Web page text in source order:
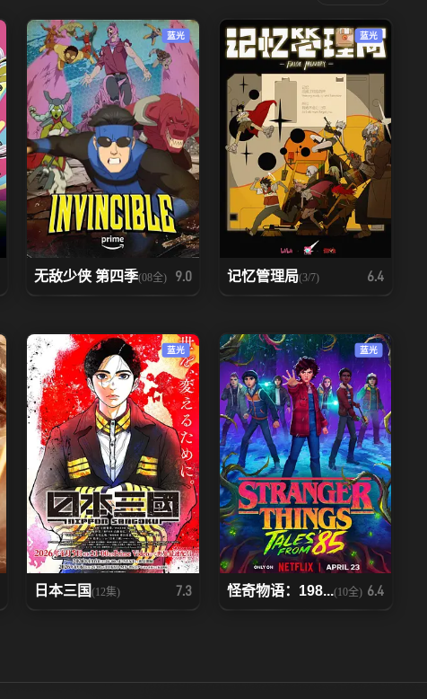
蓝光
无敌少侠 第四季(08全) 9.0
蓝光
记忆管理局(3/7) 6.4
蓝光
日本三国 (12集) 7.3
蓝光
怪奇物语：198...(10全) 6.4